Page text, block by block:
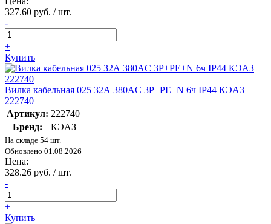
327.60 руб. / шт.
-
+
Купить
Вилка кабельная 025 32А 380AC 3P+PE+N 6ч IP44 КЭАЗ
222740
Артикул: 222740
Бренд:
КЭАЗ
На складе 54 шт.
Обновлено 01.08.2026
Цена:
328.26 руб. / шт.
-
+
Купить